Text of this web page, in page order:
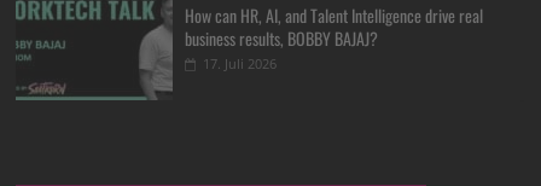
How can HR, AI, and Talent Intelligence drive real
business results, BOBBY BAJAJ?
17. Juli 2026